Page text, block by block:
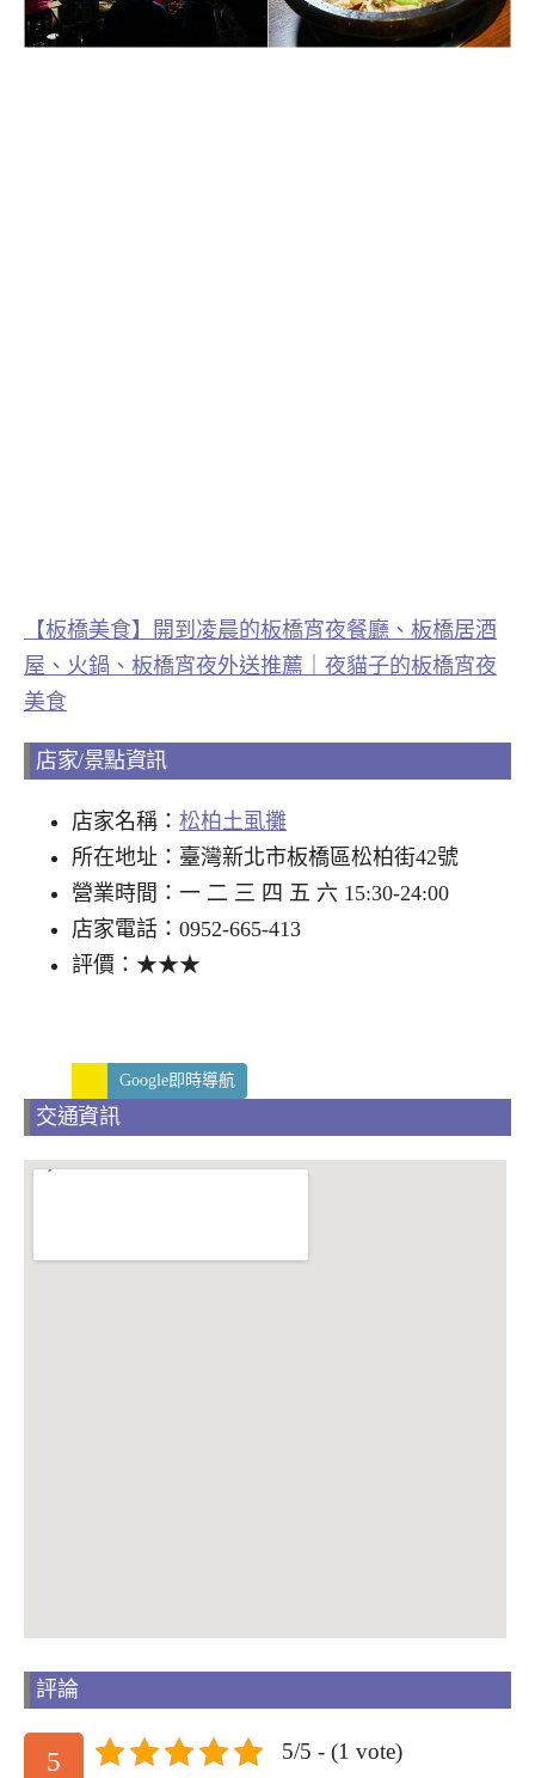
【板橋美食】開到凌晨的板橋宵夜餐廳、板橋居酒
屋、火鍋、板橋宵夜外送推薦｜夜貓子的板橋宵夜
美食
店家/景點資訊
店家名稱： 松柏土虱攤
所在地址：臺灣新北市板橋區松柏街42號
營業時間：一 二 三 四 五 六 15:30-24:00
店家電話：0952-665-413
評價：★★★
Google即時導航
交通資訊
評論
5 5/5 - (1 vote)